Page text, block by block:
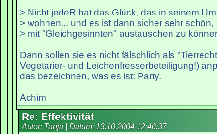
> Nicht jedeR hat das Glück, das in seinem
> wohnen... und es ist dann sicher sehr schön,
> mit "Gleichgesinnten" austauschen zu
Dann sollen sie es nicht fälschlich als
Vegetarier- und Leichenfresserbeteiligung!)
das bezeichnen, was es ist: Party.
Achim
Re: Effektivität
Autor: Tanja | Datum: 13.10.2004 12:40:37